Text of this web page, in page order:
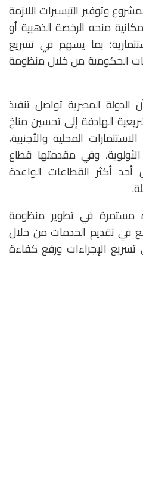
وتوفير التيسيرات اللازمة
منحه الرخصة الذهبية أو
بما يسهم في تسريع
الحكومية من خلال منظومة
الدولة المصرية تواصل تنفيذ
الهادفة إلى تحسين مناخ
المحلية والأجنبية،
وفي مقدمتها قطاع
أحد أكثر القطاعات الواعدة
مستمرة في تطوير منظومة
في تقديم الخدمات من خلال
الإجراءات ورفع كفاءة